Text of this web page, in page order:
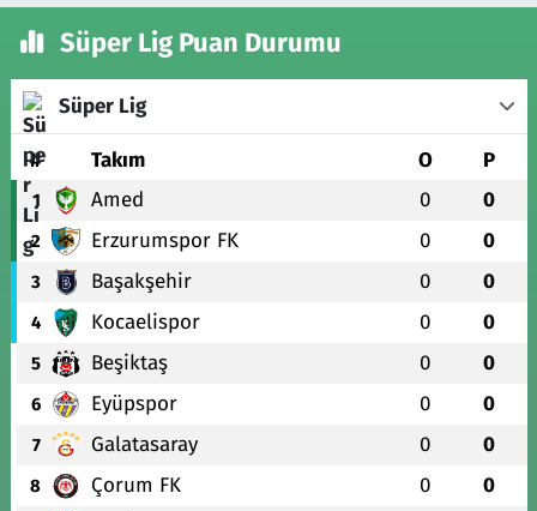
Süper Lig Puan Durumu
Süper Lig
# Takım O P
1 Amed 0 0
2 Erzurumspor FK 0 0
3 Başakşehir 0 0
4 Kocaelispor 0 0
5 Beşiktaş 0 0
6 Eyüpspor 0 0
7 Galatasaray 0 0
8 Çorum FK 0 0